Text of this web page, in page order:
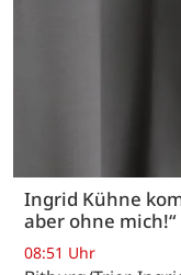
Ingrid Kühne
aber ohne mich!“
08:51 Uhr